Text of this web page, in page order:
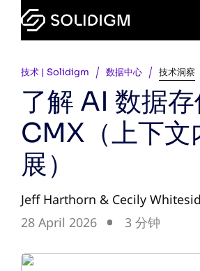
技术 | Solidigm 数据中心 技术洞察
了解 AI 数据
CMX（上下文
展）
Jeff Harthorn & Cecily
28 April 2026
3 分钟